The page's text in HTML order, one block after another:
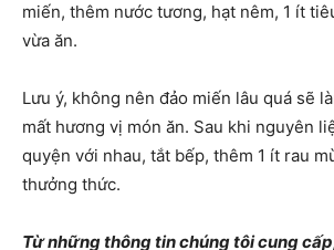
miến, thêm nước tương, hạt nêm, 1 ít
vừa ăn.
Lưu ý, không nên đảo miến lâu quá sẽ
mất hương vị món ăn. Sau khi nguyên
quyện với nhau, tắt bếp, thêm 1 ít rau
thưởng thức.
Từ những thông tin chúng tôi cung